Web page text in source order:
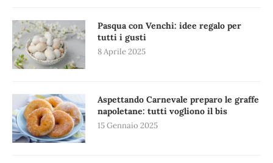
Pasqua con Venchi: idee regalo per
tutti i gusti
8 Aprile 2025
Aspettando Carnevale preparo le graffe
napoletane: tutti vogliono il bis
15 Gennaio 2025